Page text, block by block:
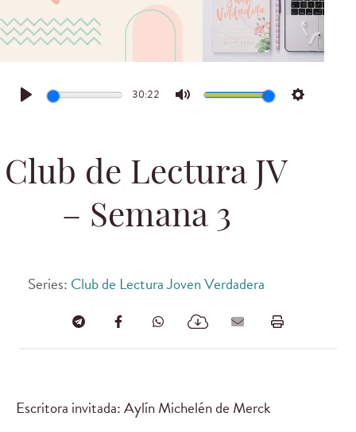
Play
30:22
Mute Settings
Club de Lectura JV
– Semana 3
Series: Club de Lectura Joven Verdadera
Escritora invitada: Aylín Michelén de Merck